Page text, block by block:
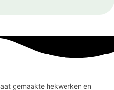
gemaakte hekwerken en